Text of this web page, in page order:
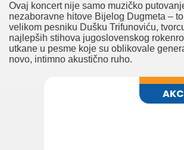
Ovaj koncert nije samo muzičko
nezaboravne hitove Bijelog Dugmeta –
velikom pesniku Dušku Trifunoviću,
najlepših stihova jugoslovenskog
utkane u pesme koje su oblikovale
novo, intimno akustično ruho.